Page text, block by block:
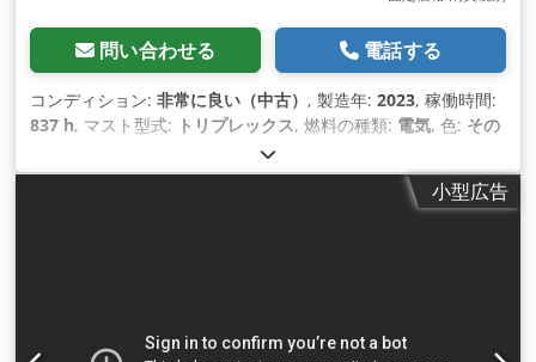
問い合わせる 電話する
コンディション: 非常に良い（中古） , 製造年: 2023, 稼働時間:
837 h, マスト型式: トリプレックス, 燃料の種類: 電気, 色: その
小型広告